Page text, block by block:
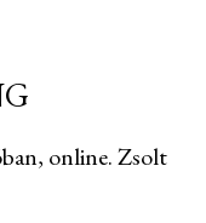
online. Zsolt